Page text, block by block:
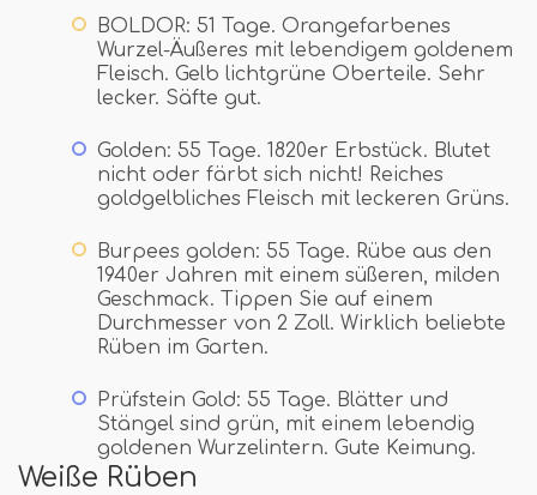
BOLDOR: 51 Tage. Orangefarbenes
Wurzel-Äußeres mit lebendigem goldenem
Fleisch. Gelb lichtgrüne Oberteile. Sehr
lecker. Säfte gut.
Golden: 55 Tage. 1820er Erbstück. Blutet
nicht oder färbt sich nicht! Reiches
goldgelbliches Fleisch mit leckeren Grüns.
Burpees golden: 55 Tage. Rübe aus den
1940er Jahren mit einem süßeren, milden
Geschmack. Tippen Sie auf einem
Durchmesser von 2 Zoll. Wirklich beliebte
Rüben im Garten.
Prüfstein Gold: 55 Tage. Blätter und
Stängel sind grün, mit einem lebendig
goldenen Wurzelintern. Gute Keimung.
Weiße Rüben